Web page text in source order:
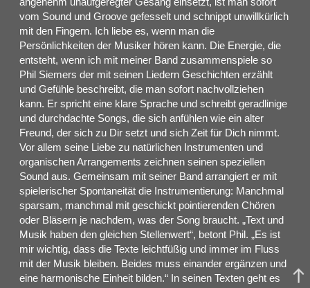
vom Sound und Groove gefesselt und schnippt unwillkürlich
mit den Fingern. Ich liebe es, wenn man die
Persönlichkeiten der Musiker hören kann. Die Energie, die
entsteht, wenn ich mit meiner Band zusammenspiele so
Phil Siemers der mit seinen Liedern Geschichten erzählt
und Gefühle beschreibt, die man sofort nachvollziehen
kann. Er spricht eine klare Sprache und schreibt geradlinige
und durchdachte Songs, die sich anfühlen wie ein alter
Freund, der sich zu Dir setzt und sich Zeit für Dich nimmt.
Vor allem seine Liebe zu natürlichen Instrumenten und
organischen Arrangements zeichnen seinen speziellen
Sound aus. Gemeinsam mit seiner Band arrangiert er mit
spielerischer Spontaneität die Instrumentierung: Manchmal
sparsam, manchmal mit geschickt pointierenden Chören
oder Bläsern je nachdem, was der Song braucht. „Text und
Musik haben den gleichen Stellenwert“, betont Phil. „Es ist
mir wichtig, dass die Texte leichtfüßig und immer im Fluss
mit der Musik bleiben. Beides muss einander ergänzen und
eine harmonische Einheit bilden.“ In seinen Texten geht es